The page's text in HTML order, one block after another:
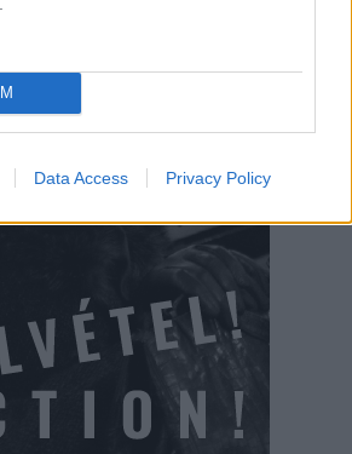
Data Access Privacy Policy